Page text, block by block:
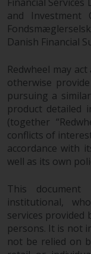
Funds,
„Société
von
der
werden
über
der
und
and Investment
Danish Financial
Redwheel may
otherwise
pursuing a
product detailed
(together
conflicts of
accordance with
well as its own
This
institutional,
services provided
persons. It is not
not be relied on